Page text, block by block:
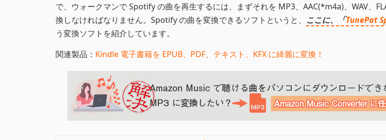
で、ウォークマンで Spotify の曲を再生するには、まずそれを MP3、AAC(*m4a)、WAV、
換しなければなりません。Spotify の曲を変換できるソフトというと、 ここに、「TunePat
う変換ソフトを紹介しています。
関連製品： Kindle 電子書籍を EPUB、PDF、テキスト、KFX に綺麗に変換！